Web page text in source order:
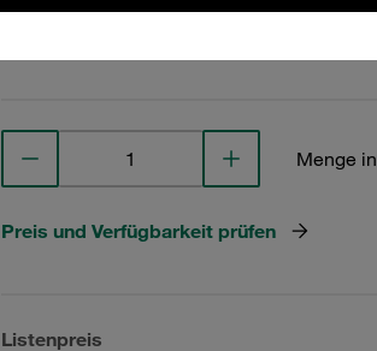
Menge
Preis und Verfügbarkeit prüfen
Listenpreis